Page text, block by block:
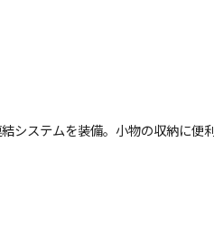
システムを装備。小物の収納に便